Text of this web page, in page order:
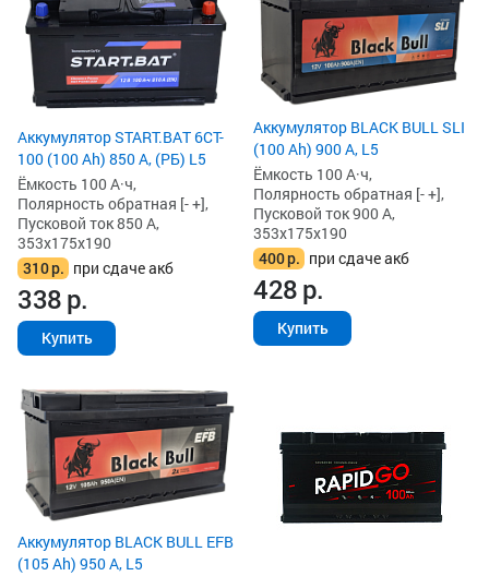
Аккумулятор START.BAT 6CT-
100 (100 Ah) 850 А, (РБ) L5
Ёмкость 100 А·ч,
Полярность обратная [- +],
Пусковой ток 850 А,
353x175x190
310р. при сдаче акб
338р.
Купить
Аккумулятор BLACK BULL SLI
(100 Ah) 900 А, L5
Ёмкость 100 А·ч,
Полярность обратная [- +],
Пусковой ток 900 А,
353x175x190
400р. при сдаче акб
428р.
Купить
Аккумулятор BLACK BULL EFB
(105 Ah) 950 А, L5